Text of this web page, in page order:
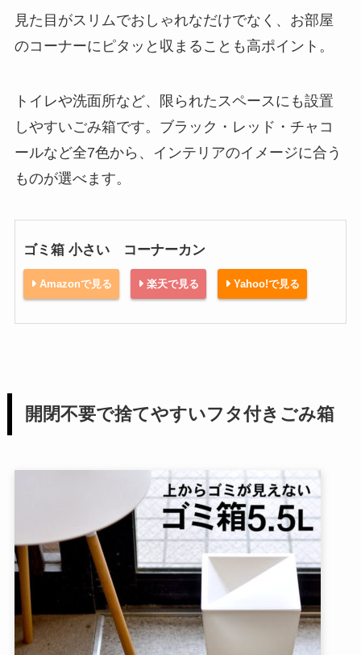
見た目がスリムでおしゃれなだけでなく、お部屋
のコーナーにピタッと収まることも高ポイント。
トイレや洗面所など、限られたスペースにも設置
しやすいごみ箱です。ブラック・レッド・チャコ
ールなど全7色から、インテリアのイメージに合う
ものが選べます。
ゴミ箱 小さい コーナーカン
Amazonで見る 楽天で見る Yahoo!で見る
開閉不要で捨てやすいフタ付きごみ箱